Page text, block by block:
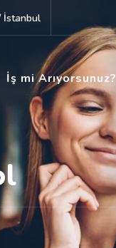
İstanbul
İş mi Arıyorsunuz?